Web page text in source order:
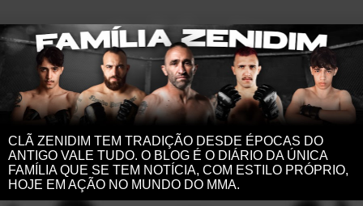
CLÃ ZENIDIM TEM TRADIÇÃO DESDE ÉPOCAS DO
ANTIGO VALE TUDO. O BLOG É O DIÁRIO DA ÚNICA
FAMÍLIA QUE SE TEM NOTÍCIA, COM ESTILO PRÓPRIO,
HOJE EM AÇÃO NO MUNDO DO MMA.